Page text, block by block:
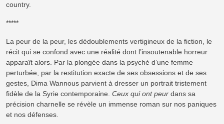
country.
*****
La peur de la peur, les dédoublements vertigineux de la fiction, le
récit qui se confond avec une réalité dont l’insoutenable horreur
apparaît alors. Par la plongée dans la psyché d’une femme
perturbée, par la restitution exacte de ses obsessions et de ses
gestes, Dima Wannous parvient à dresser un portrait tristement
fidèle de la Syrie contemporaine. Ceux qui ont peur dans sa
précision charnelle se révèle un immense roman sur nos paniques
et nos défenses.